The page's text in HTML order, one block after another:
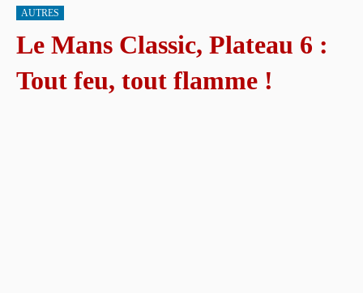
AUTRES
Le Mans Classic, Plateau 6 :
Tout feu, tout flamme !